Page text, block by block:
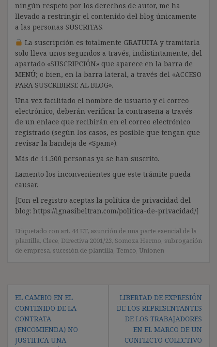
ningún respeto por los derechos de autor, me ha
llevado a restringir el contenido del blog únicamente
a las personas SUSCRITAS.
La suscripción es totalmente GRATUITA y tramitarla
solo lleva unos segundos a través, indistintamente, del
apartado «SUSCRIPCIÓN» que aparece en la barra de
MENÚ; o bien, en la barra lateral, a través del «ACCESO
PARA SUSCRIBIRSE AL BLOG».
Una vez facilitado el nombre de usuario y el correo
electrónico, deberán verificar la contraseña a través
de un enlace que recibirán en el correo electrónico
registrado (según los casos, es posible que tengan que
revisar la bandeja de «Spam»).
Más de 11.500 personas ya se han suscrito.
Lamento los inconvenientes que este trámite pueda
causar.
[Con el registro aceptas la política de privacidad del
blog: https://ignasibeltran.com/politica-de-privacidad/]
Etiquetado con art. 44 ET, asunción de una parte esencial de la
plantilla, Clece, Directiva 2001/23, Somoza Hermo, subrogación
de empresa, sucesión de plantilla, Temco, Unionen
de
entradas
EL CAMBIO EN EL
CONTENIDO DE LA
CONTRATA
(ENCOMIENDA) NO
JUSTIFICA UNA
LIBERTAD DE EXPRESIÓN
DE LOS REPRESENTANTES
DE LOS TRABAJADORES
EN EL MARCO DE UN
CONFLICTO COLECTIVO